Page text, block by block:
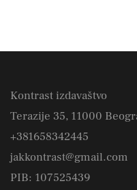
Kontrast izdavaštvo
Terazije 35, 11000
+381658342445
jakkontrast@gmail.com
PIB: 107525439